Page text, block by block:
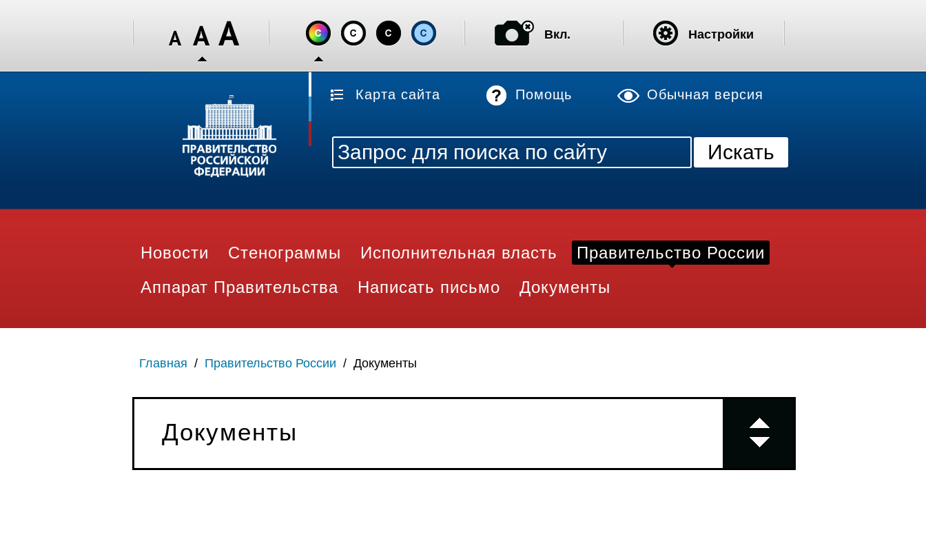
Карта сайта Помощь Обычная версия
Новости Стенограммы Исполнительная власть
Правительство России
Аппарат Правительства
Написать письмо Документы
Главная / Правительство России / Документы
Документы
Вкл. Настройки